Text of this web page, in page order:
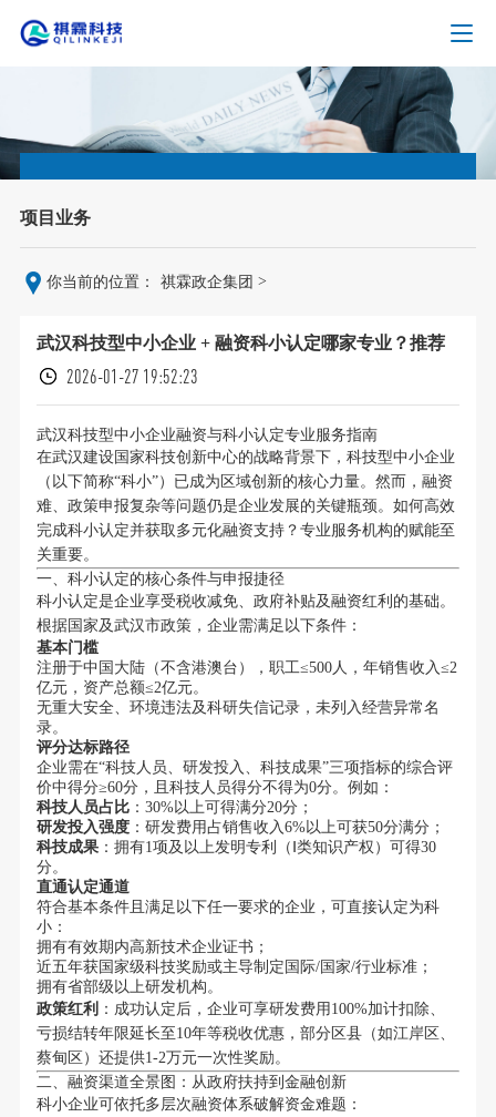
项目业务
你当前的位置： 祺霖政企集团 >
武汉科技型中小企业 + 融资科小认定哪家专业？推荐
2026-01-27 19:52:23
武汉科技型中小企业融资与科小认定专业服务指南
在武汉建设国家科技创新中心的战略背景下，科技型中小企业
（以下简称“科小”）已成为区域创新的核心力量。然而，融资
难、政策申报复杂等问题仍是企业发展的关键瓶颈。如何高效
完成科小认定并获取多元化融资支持？专业服务机构的赋能至
关重要。
一、科小认定的核心条件与申报捷径
科小认定是企业享受税收减免、政府补贴及融资红利的基础。
根据国家及武汉市政策，企业需满足以下条件：
基本门槛
注册于中国大陆（不含港澳台），职工≤500人，年销售收入≤2
亿元，资产总额≤2亿元。
无重大安全、环境违法及科研失信记录，未列入经营异常名
录。
评分达标路径
企业需在“科技人员、研发投入、科技成果”三项指标的综合评
价中得分≥60分，且科技人员得分不得为0分。例如：
科技人员占比：30%以上可得满分20分；
研发投入强度：研发费用占销售收入6%以上可获50分满分；
科技成果：拥有1项及以上发明专利（Ⅰ类知识产权）可得30
分。
直通认定通道
符合基本条件且满足以下任一要求的企业，可直接认定为科
小：
拥有有效期内高新技术企业证书；
近五年获国家级科技奖励或主导制定国际/国家/行业标准；
拥有省部级以上研发机构。
政策红利 ：成功认定后，企业可享研发费用100%加计扣除、
亏损结转年限延长至10年等税收优惠，部分区县（如江岸区、
蔡甸区）还提供1-2万元一次性奖励。
二、融资渠道全景图：从政府扶持到金融创新
科小企业可依托多层次融资体系破解资金难题：